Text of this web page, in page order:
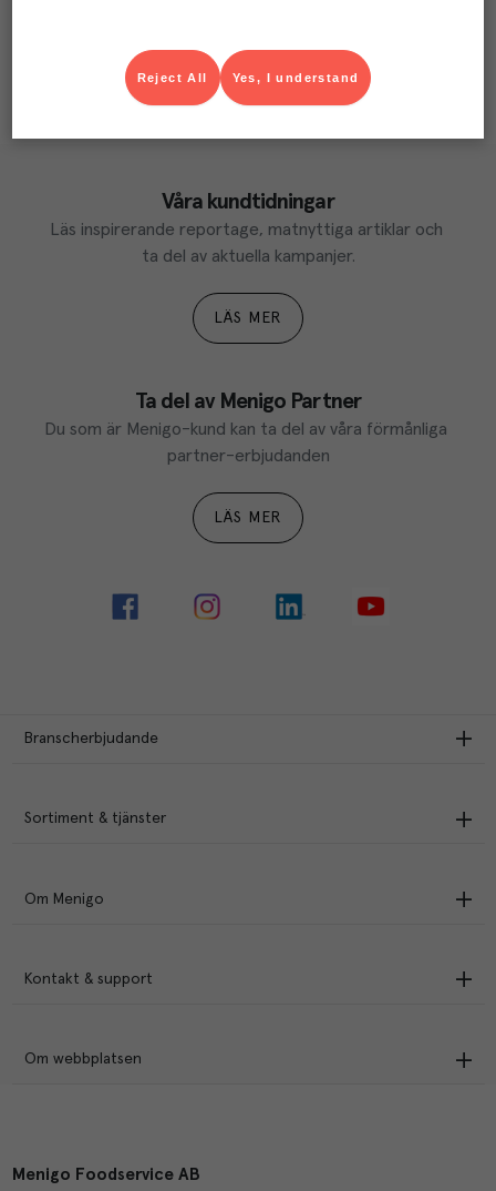
Våra kundtidningar
Läs inspirerande reportage, matnyttiga artiklar och
ta del av aktuella kampanjer.
LÄS MER
Ta del av Menigo Partner
Du som är Menigo-kund kan ta del av våra förmånliga
partner-erbjudanden
LÄS MER
Branscherbjudande
Sortiment & tjänster
Om Menigo
Kontakt & support
Om webbplatsen
Menigo Foodservice AB
Yes, I understand
Reject All